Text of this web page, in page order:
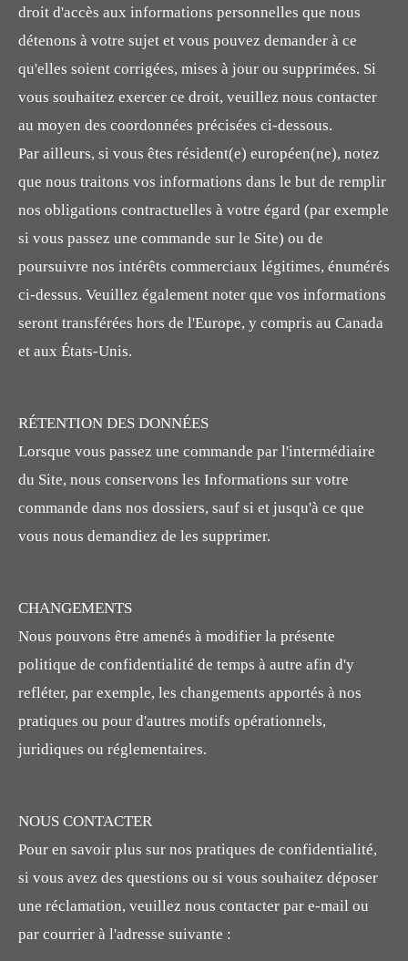
droit d'accès aux informations personnelles que nous
détenons à votre sujet et vous pouvez demander à ce
qu'elles soient corrigées, mises à jour ou supprimées. Si
vous souhaitez exercer ce droit, veuillez nous contacter
au moyen des coordonnées précisées ci-dessous.
Par ailleurs, si vous êtes résident(e) européen(ne), notez
que nous traitons vos informations dans le but de remplir
nos obligations contractuelles à votre égard (par exemple
si vous passez une commande sur le Site) ou de
poursuivre nos intérêts commerciaux légitimes, énumérés
ci-dessus. Veuillez également noter que vos informations
seront transférées hors de l'Europe, y compris au Canada
et aux États-Unis.
RÉTENTION DES DONNÉES
Lorsque vous passez une commande par l'intermédiaire
du Site, nous conservons les Informations sur votre
commande dans nos dossiers, sauf si et jusqu'à ce que
vous nous demandiez de les supprimer.
CHANGEMENTS
Nous pouvons être amenés à modifier la présente
politique de confidentialité de temps à autre afin d'y
refléter, par exemple, les changements apportés à nos
pratiques ou pour d'autres motifs opérationnels,
juridiques ou réglementaires.
NOUS CONTACTER
Pour en savoir plus sur nos pratiques de confidentialité,
si vous avez des questions ou si vous souhaitez déposer
une réclamation, veuillez nous contacter par e-mail ou
par courrier à l'adresse suivante :